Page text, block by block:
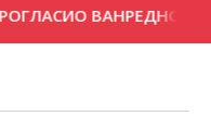
ВАНРЕДНО СТАЊЕ